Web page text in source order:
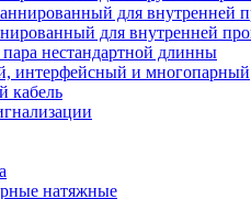
для внутренней
для внутренней
пара нестандартной длинны
интерфейсный и многопарный
кабель
натяжные